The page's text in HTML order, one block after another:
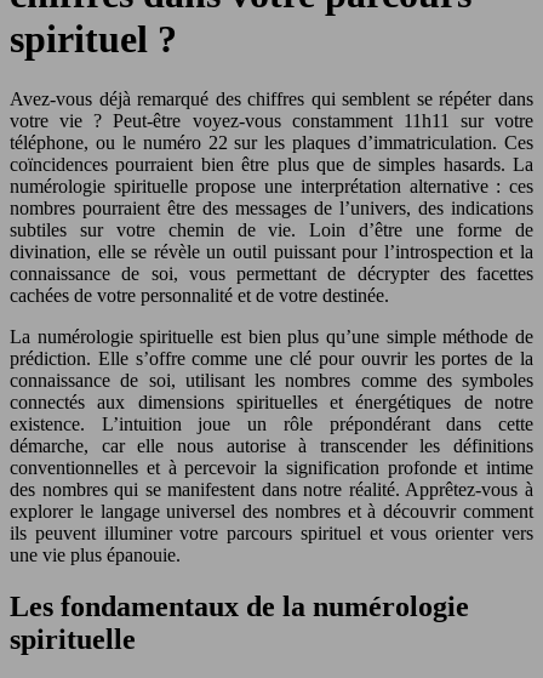
spirituel ?
Avez-vous déjà remarqué des chiffres qui semblent se répéter dans
votre vie ? Peut-être voyez-vous constamment 11h11 sur votre
téléphone, ou le numéro 22 sur les plaques d’immatriculation. Ces
coïncidences pourraient bien être plus que de simples hasards. La
numérologie spirituelle propose une interprétation alternative : ces
nombres pourraient être des messages de l’univers, des indications
subtiles sur votre chemin de vie. Loin d’être une forme de
divination, elle se révèle un outil puissant pour l’introspection et la
connaissance de soi, vous permettant de décrypter des facettes
cachées de votre personnalité et de votre destinée.
La numérologie spirituelle est bien plus qu’une simple méthode de
prédiction. Elle s’offre comme une clé pour ouvrir les portes de la
connaissance de soi, utilisant les nombres comme des symboles
connectés aux dimensions spirituelles et énergétiques de notre
existence. L’intuition joue un rôle prépondérant dans cette
démarche, car elle nous autorise à transcender les définitions
conventionnelles et à percevoir la signification profonde et intime
des nombres qui se manifestent dans notre réalité. Apprêtez-vous à
explorer le langage universel des nombres et à découvrir comment
ils peuvent illuminer votre parcours spirituel et vous orienter vers
une vie plus épanouie.
Les fondamentaux de la numérologie
spirituelle